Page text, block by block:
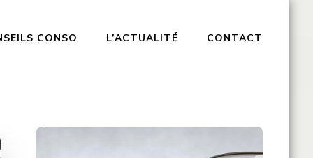
CONSO L’ACTUALITÉ CONTACT